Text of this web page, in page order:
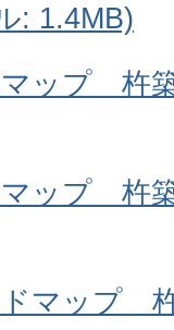
: 1.4MB)
ップ 杵
ップ 杵
マップ